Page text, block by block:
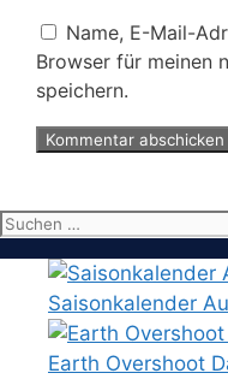
Name, E-Mail-
Browser für meinen
speichern.
Suchen
Saisonkalender
Earth Overshoot